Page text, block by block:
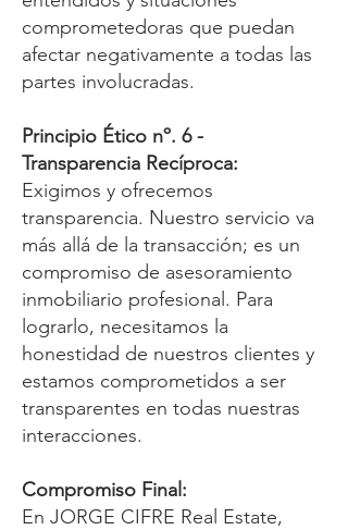
comprometedoras que puedan
afectar negativamente a todas las
partes involucradas.
Principio Ético nº. 6 -
Transparencia Recíproca:
Exigimos y ofrecemos
transparencia. Nuestro servicio va
más allá de la transacción; es un
compromiso de asesoramiento
inmobiliario profesional. Para
lograrlo, necesitamos la
honestidad de nuestros clientes y
estamos comprometidos a ser
transparentes en todas nuestras
interacciones.
Compromiso Final:
En JORGE CIFRE Real Estate,